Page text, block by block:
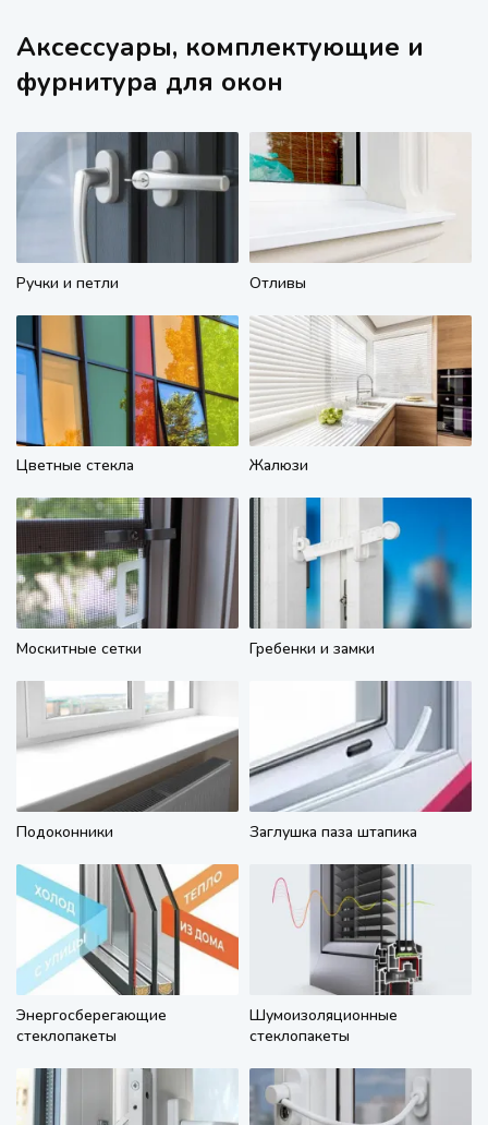
Аксессуары, комплектующие и
фурнитура для окон
Ручки и петли Отливы
Цветные стекла Жалюзи
Москитные сетки Гребенки и замки
Подоконники Заглушка паза штапика
Энергосберегающие
стеклопакеты
Шумоизоляционные
стеклопакеты